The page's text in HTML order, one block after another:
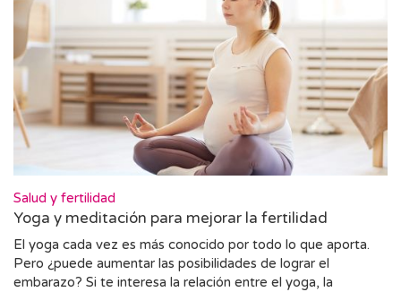
Salud y fertilidad
Yoga y meditación para mejorar la fertilidad
El yoga cada vez es más conocido por todo lo que aporta.
Pero ¿puede aumentar las posibilidades de lograr el
embarazo? Si te interesa la relación entre el yoga, la